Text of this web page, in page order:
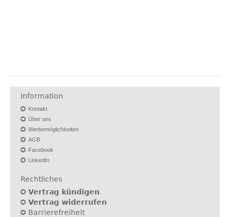
Information
Kontakt
Über uns
Werbemöglichkeiten
AGB
Facebook
LinkedIn
Rechtliches
Vertrag kündigen
Vertrag widerrufen
Barrierefreiheit